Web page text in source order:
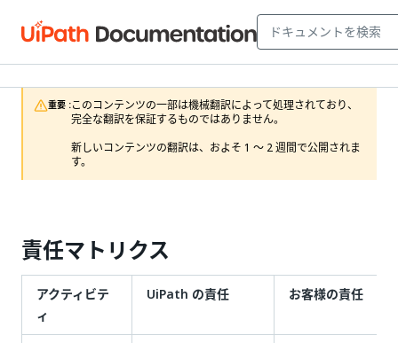
重要 :このコンテンツの一部は機械翻訳によって処理されており、
完全な翻訳を保証するものではありません。
新しいコンテンツの翻訳は、およそ 1 ～ 2 週間で公開されま
す。
責任マトリクス
アクティビテ
ィ
UiPath の責任 お客様の責任